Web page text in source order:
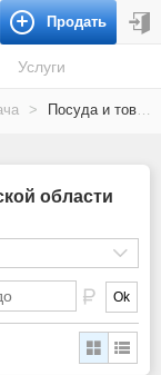
Продать
Услуги
> Посуда и товары для кухни
области
Ok